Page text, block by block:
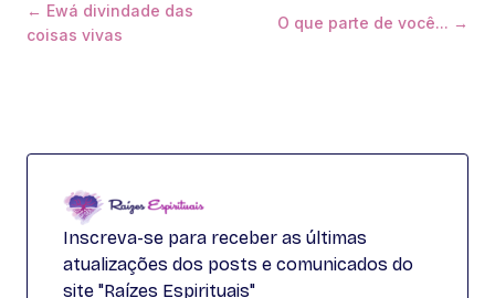
← Ewá divindade das
coisas vivas
O que parte de você... →
Inscreva-se para receber as últimas
atualizações dos posts e comunicados do
site "Raízes Espirituais"